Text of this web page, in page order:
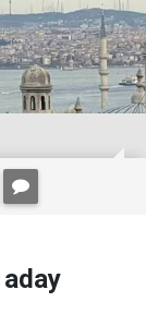
aday